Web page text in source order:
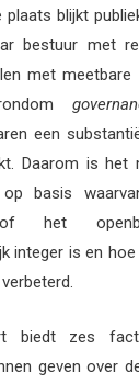
plaats blijkt
bestuur met
met meetbare
een
Daarom is het
basis
het
integer is en
biedt zes
geven over